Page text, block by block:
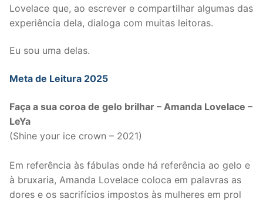
Lovelace que, ao escrever e compartilhar algumas das
experiência dela, dialoga com muitas leitoras.
Eu sou uma delas.
Meta de Leitura 2025
Faça a sua coroa de gelo brilhar – Amanda Lovelace –
LeYa
(Shine your ice crown – 2021)
Em referência às fábulas onde há referência ao gelo e
à bruxaria, Amanda Lovelace coloca em palavras as
dores e os sacrifícios impostos às mulheres em prol